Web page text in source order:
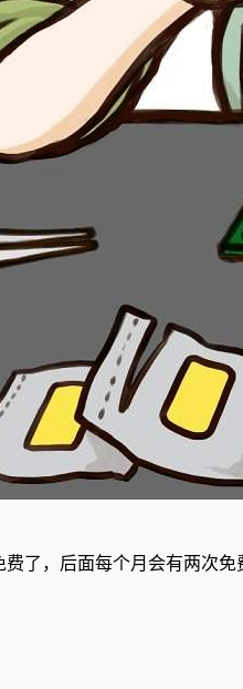
了，后面每个月会有两次